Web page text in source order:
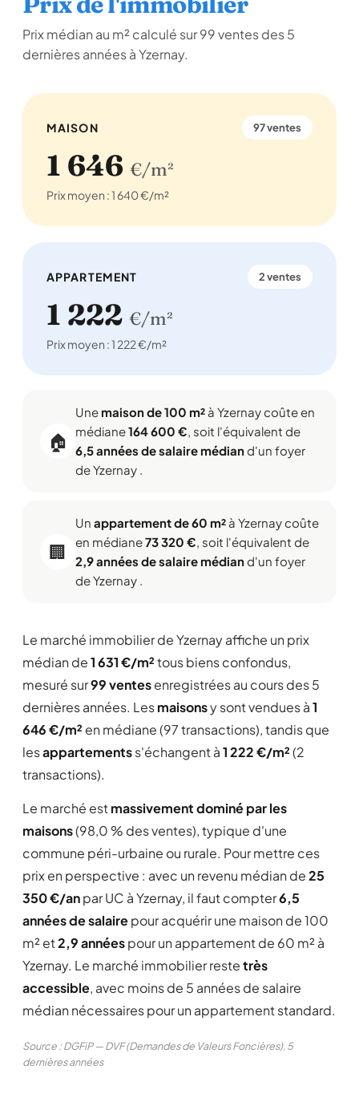
Prix médian au m² calculé sur 99 ventes des 5
dernières années à Yzernay.
MAISON 97 ventes
1 646 €/m²
Prix moyen : 1 640 €/m²
APPARTEMENT 2 ventes
1 222 €/m²
Prix moyen : 1 222 €/m²
🏠
Une maison de 100 m² à Yzernay coûte en
médiane164 600 €, soit l'équivalent de
6,5 années de salaire médiand'un foyer
de Yzernay .
🏢
Un appartement de 60 m² à Yzernay coûte
en médiane73 320 €, soit l'équivalent de
2,9 années de salaire médiand'un foyer
de Yzernay .
Le marché immobilier de Yzernay affiche un prix
médian de1 631 €/m²tous biens confondus,
mesuré sur99 ventesenregistrées au cours des 5
dernières années. Lesmaisonsy sont vendues à1
646 €/m² en médiane (97 transactions), tandis que
lesappartementss'échangent à1 222 €/m²(2
transactions).
Le marché estmassivement dominé par les
maisons(98,0 % des ventes), typique d'une
commune péri-urbaine ou rurale. Pour mettre ces
prix en perspective : avec un revenu médian de25
350 €/anpar UC à Yzernay, il faut compter6,5
années de salairepour acquérir une maison de 100
m² et2,9 annéespour un appartement de 60 m² à
Yzernay. Le marché immobilier restetrès
accessible, avec moins de 5 années de salaire
médian nécessaires pour un appartement standard.
Source : DGFiP — DVF (Demandes de Valeurs Foncières), 5
dernières années